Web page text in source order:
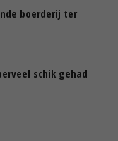
boerderij ter
schik gehad